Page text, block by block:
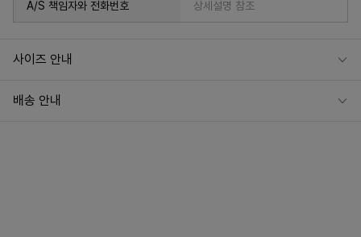
A/S 책임자와 전화번호 상세설명 참조
사이즈 안내
배송 안내